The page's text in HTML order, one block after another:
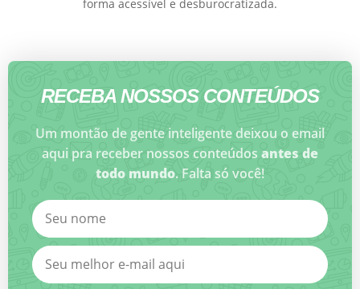
forma acessível e desburocratizada.
RECEBA NOSSOS CONTEÚDOS
Um montão de gente inteligente deixou o email
aqui pra receber nossos conteúdos antes de
todo mundo. Falta só você!